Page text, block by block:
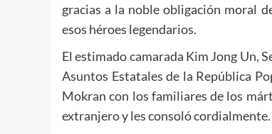
gracias a la noble obligación moral
esos héroes legendarios.
El estimado camarada Kim Jong Un,
Asuntos Estatales de la República
Mokran con los familiares de los
extranjero y les consoló cordialmente.